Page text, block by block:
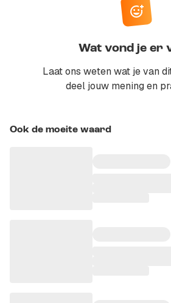
Wat vond je er
Laat ons weten wat je van
deel jouw mening en
Ook de moeite waard